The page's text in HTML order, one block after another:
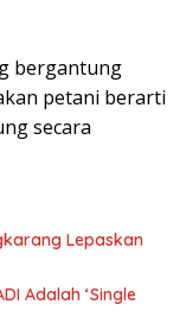
bergantung
petani berarti
secara
Lepaskan
Adalah ‘Single